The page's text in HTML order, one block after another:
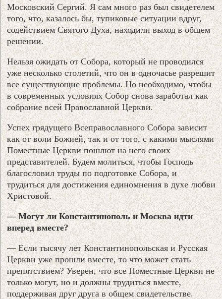
Московский Сергий. Я сам много раз был свидетелем
того, что, казалось бы, тупиковые ситуации вдруг,
содействием Святого Духа, находили выход в общем
решении.
Нельзя ожидать от Собора, который не проводился
уже несколько столетий, что он в одночасье разрешит
все существующие проблемы. Но необходимо, чтобы
в современных условиях Собор снова заработал как
собрание всей Православной Церкви.
Успех грядущего Всеправославного Собора зависит
как от воли Божией, так и от того, с какими мыслями
Поместные Церкви пошлют на него своих
представителей. Будем молиться, чтобы Господь
благословил труды по подготовке Собора, и
трудиться для достижения единомнения в духе любви
Христовой.
— Могут ли Константинополь и Москва идти
вперед вместе?
— Если тысячу лет Константинопольская и Русская
Церкви уже прошли вместе, то что может стать
препятствием? Уверен, что все Поместные Церкви не
только могут, но и должны трудиться вместе,
поддерживая друг друга в общем свидетельстве.